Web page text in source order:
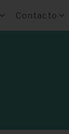
Contacto